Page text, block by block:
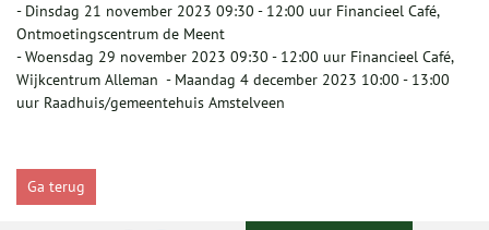
- Dinsdag 21 november 2023 09:30 - 12:00 uur Financieel Café,
Ontmoetingscentrum de Meent
- Woensdag 29 november 2023 09:30 - 12:00 uur Financieel Café,
Wijkcentrum Alleman - Maandag 4 december 2023 10:00 - 13:00
uur Raadhuis/gemeentehuis Amstelveen
Ga terug